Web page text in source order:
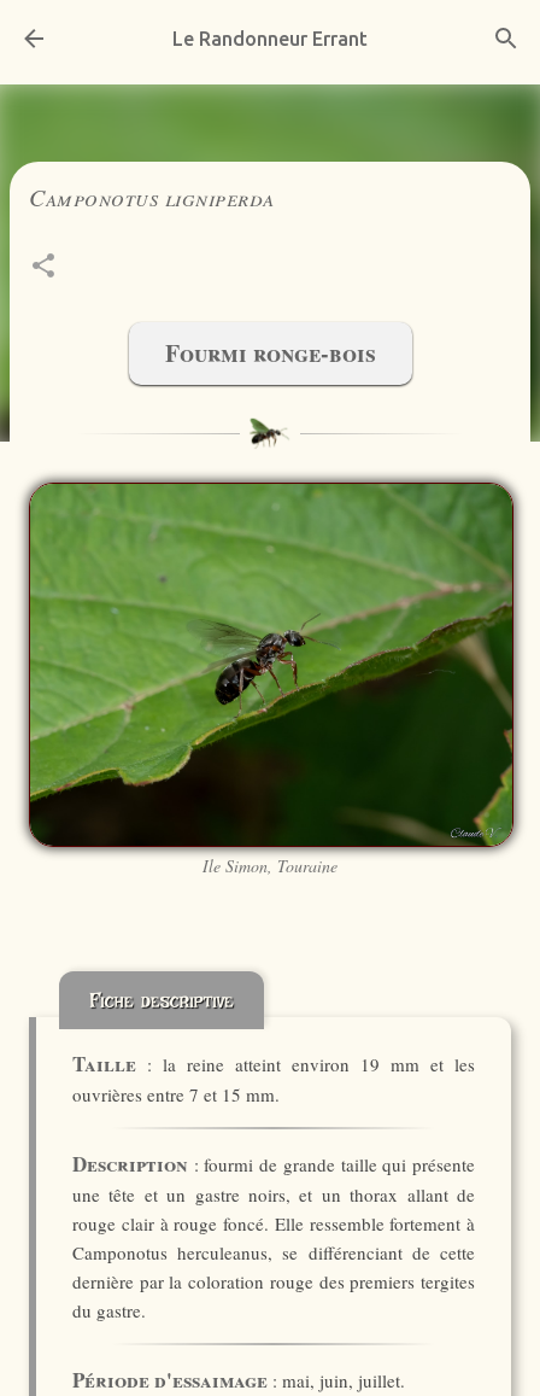
Accéder au contenu principal
Le Randonneur Errant
Camponotus ligniperda
Fourmi ronge-bois
Ile Simon, Touraine
Fiche descriptive
Taille : la reine atteint environ 19 mm et les
ouvrières entre 7 et 15 mm.
Description : fourmi de grande taille qui présente
une tête et un gastre noirs, et un thorax allant de
rouge clair à rouge foncé. Elle ressemble fortement à
Camponotus herculeanus, se différenciant de cette
dernière par la coloration rouge des premiers tergites
du gastre.
Période d'essaimage : mai, juin, juillet.